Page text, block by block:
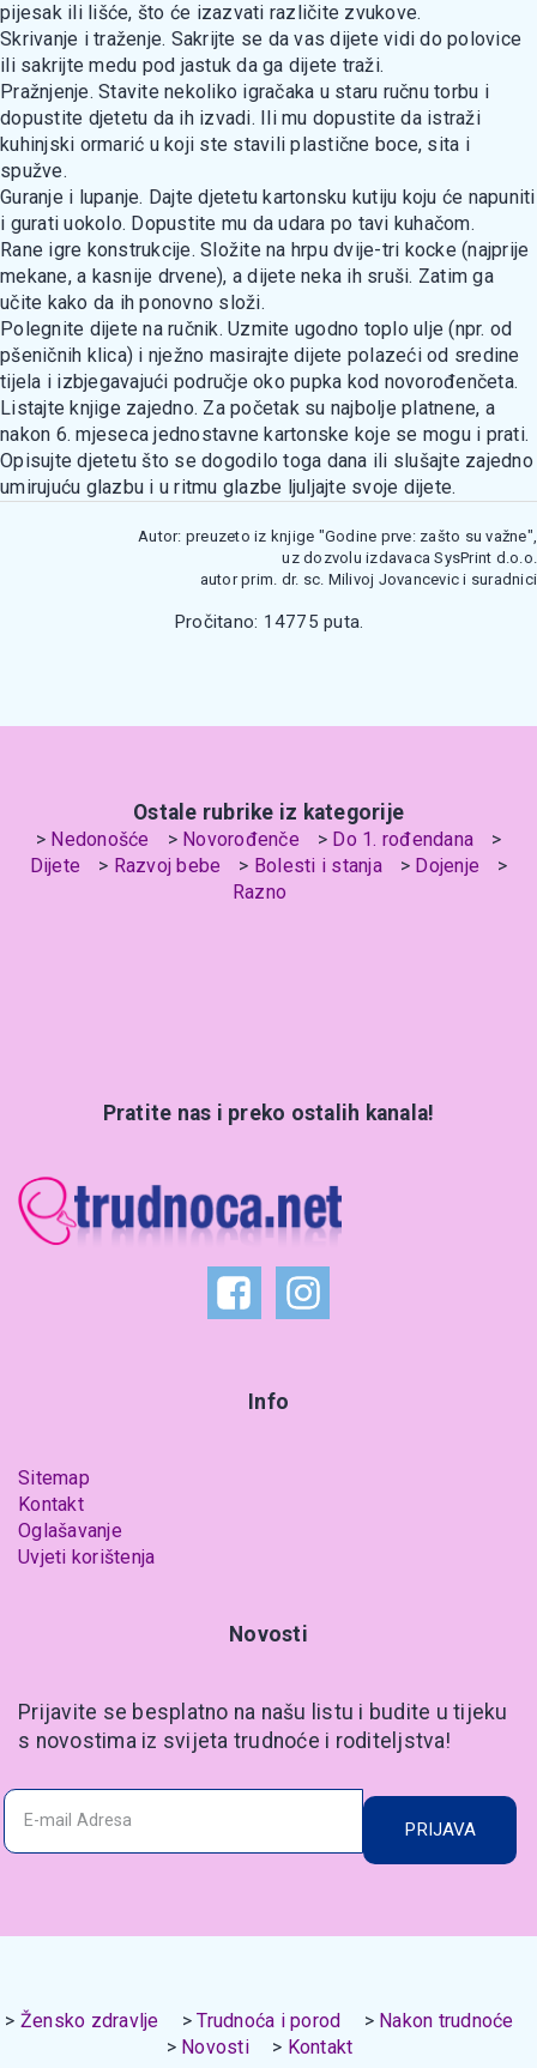
pijesak ili lišće, što će izazvati različite zvukove.
Skrivanje i traženje. Sakrijte se da vas dijete vidi do polovice
ili sakrijte medu pod jastuk da ga dijete traži.
Pražnjenje. Stavite nekoliko igračaka u staru ručnu torbu i
dopustite djetetu da ih izvadi. Ili mu dopustite da istraži
kuhinjski ormarić u koji ste stavili plastične boce, sita i
spužve.
Guranje i lupanje. Dajte djetetu kartonsku kutiju koju će napuniti
i gurati uokolo. Dopustite mu da udara po tavi kuhačom.
Rane igre konstrukcije. Složite na hrpu dvije-tri kocke (najprije
mekane, a kasnije drvene), a dijete neka ih sruši. Zatim ga
učite kako da ih ponovno složi.
Polegnite dijete na ručnik. Uzmite ugodno toplo ulje (npr. od
pšeničnih klica) i nježno masirajte dijete polazeći od sredine
tijela i izbjegavajući područje oko pupka kod novorođenčeta.
Listajte knjige zajedno. Za početak su najbolje platnene, a
nakon 6. mjeseca jednostavne kartonske koje se mogu i prati.
Opisujte djetetu što se dogodilo toga dana ili slušajte zajedno
umirujuću glazbu i u ritmu glazbe ljuljajte svoje dijete.
Autor: preuzeto iz knjige "Godine prve: zašto su važne",
uz dozvolu izdavaca SysPrint d.o.o.
autor prim. dr. sc. Milivoj Jovancevic i suradnici
Pročitano: 14775 puta.
Ostale rubrike iz kategorije
Nedonošće Novorođenče
Do 1. rođendana
Dijete
Razvoj bebe Bolesti i stanja
Dojenje
Razno
Pratite nas i preko ostalih kanala!
Info
Sitemap
Kontakt
Oglašavanje
Uvjeti korištenja
Novosti
Prijavite se besplatno na našu listu i budite u tijeku
s novostima iz svijeta trudnoće i roditeljstva!
PRIJAVA
Žensko zdravlje Trudnoća i porod
Nakon trudnoće
Novosti
Kontakt